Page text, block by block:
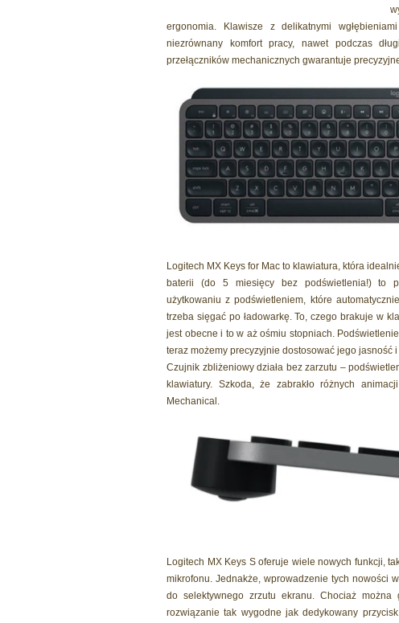
ergonomia. Klawisze z delikatnymi
niezrównany komfort pracy, nawet podczas
przełączników mechanicznych gwarantuje
Logitech MX Keys for Mac to klawiatura, która
baterii (do 5 miesięcy bez podświetlenia!) to
użytkowaniu z podświetleniem, które
trzeba sięgać po ładowarkę. To, czego brakuje w
jest obecne i to w aż ośmiu stopniach.
teraz możemy precyzyjnie dostosować jego jasność
Czujnik zbliżeniowy działa bez zarzutu –
klawiatury. Szkoda, że zabrakło różnych
Mechanical.
Logitech MX Keys S oferuje wiele nowych funkcji,
mikrofonu. Jednakże, wprowadzenie tych nowości
do selektywnego zrzutu ekranu. Chociaż
rozwiązanie tak wygodne jak dedykowany